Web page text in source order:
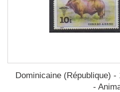
Dominicaine (République) -
-